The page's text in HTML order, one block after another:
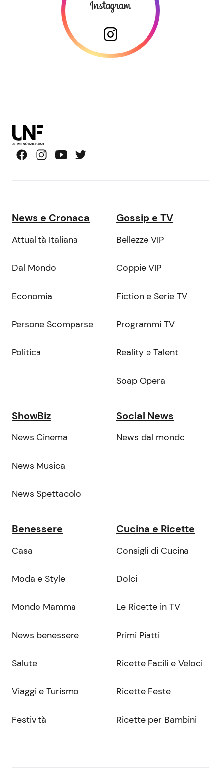
News e Cronaca
Attualità Italiana
Dal Mondo
Economia
Persone Scomparse
Politica
Gossip e TV
Bellezze VIP
Coppie VIP
Fiction e Serie TV
Programmi TV
Reality e Talent
Soap Opera
ShowBiz
News Cinema
News Musica
News Spettacolo
Social News
News dal mondo
Benessere
Casa
Moda e Style
Mondo Mamma
News benessere
Salute
Viaggi e Turismo
Festività
Cucina e Ricette
Consigli di Cucina
Dolci
Le Ricette in TV
Primi Piatti
Ricette Facili e Veloci
Ricette Feste
Ricette per Bambini